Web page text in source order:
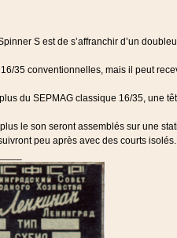
S est de s’affranchir d’un
16/35 conventionnelles, mais il peut
du SEPMAG classique 16/35, une
le son seront assemblés sur une
peu après avec des courts isolés.